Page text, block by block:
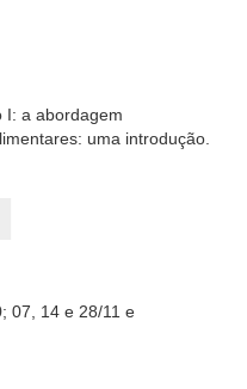
I: a abordagem
uma introdução.
07, 14 e 28/11 e